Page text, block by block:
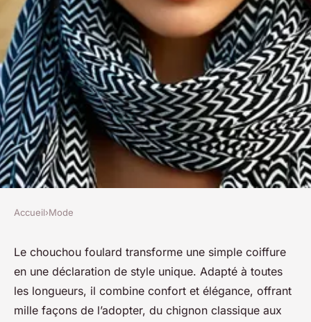
Chouchou foulard pour
cheveux : l'accessoire
tendance à adopter
Accueil›Mode
Le chouchou foulard transforme une simple coiffure
en une déclaration de style unique. Adapté à toutes
les longueurs, il combine confort et élégance, offrant
mille façons de l’adopter, du chignon classique aux